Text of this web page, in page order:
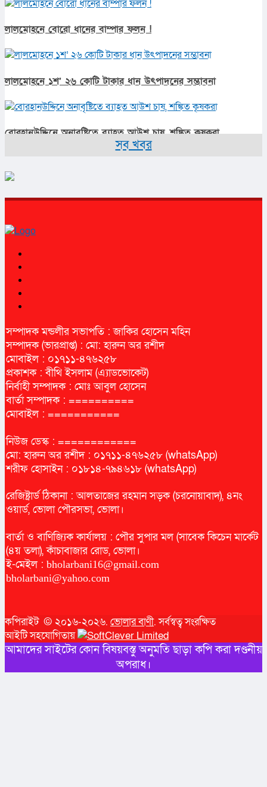
লালমোহনে বোরো ধানের বাম্পার ফলন !
লালমোহনে ১শ’ ২৬ কোটি টাকার ধান উৎপাদনের সম্ভাবনা
বোরহানউদ্দিনে অনাবৃষ্টিতে ব্যাহত আউশ চাষ, শঙ্কিত কৃষকরা
সব খবর
সম্পাদক মন্ডলীর সভাপতি : জাকির হোসেন মহিন
সম্পাদক (ভারপ্রাপ্ত) : মো: হারুন অর রশীদ
মোবাইল : ০১৭১১-৪৭৬২৫৮
প্রকাশক : বীথি ইসলাম (এ্যাডভোকেট)
নির্বাহী সম্পাদক : মোঃ আবুল হোসেন
বার্তা সম্পাদক : ==========
মোবাইল : ===========
নিউজ ডেস্ক : ============
মো: হারুন অর রশীদ : ০১৭১১-৪৭৬২৫৮ (whatsApp)
শরীফ হোসাইন : ০১৮১৪-৭৯৪৬১৮ (whatsApp)
রেজিষ্ট্রার্ড ঠিকানা : আলতাজের রহমান সড়ক (চরনোয়াবাদ), ৪নং
ওয়ার্ড, ভোলা পৌরসভা, ভোলা।
বার্তা ও বাণিজ্যিক কার্যালয় : পৌর সুপার মল (সাবেক কিচেন মার্কেট
(৪য় তলা), কাঁচাবাজার রোড, ভোলা।
ই-মেইল : bholarbani16@gmail.com
bholarbani@yahoo.com
কপিরাইট © ২০১৬-২০২৬. ভোলার বাণী. সর্বস্বত্ব সংরক্ষিত
আইটি সহযোগিতায়
আমাদের সাইটের কোন বিষয়বস্তু অনুমতি ছাড়া কপি করা দণ্ডনীয়
অপরাধ।